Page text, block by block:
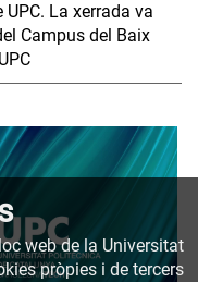
La xerrada va
Campus del Baix
web de la Universitat
pròpies i de tercers